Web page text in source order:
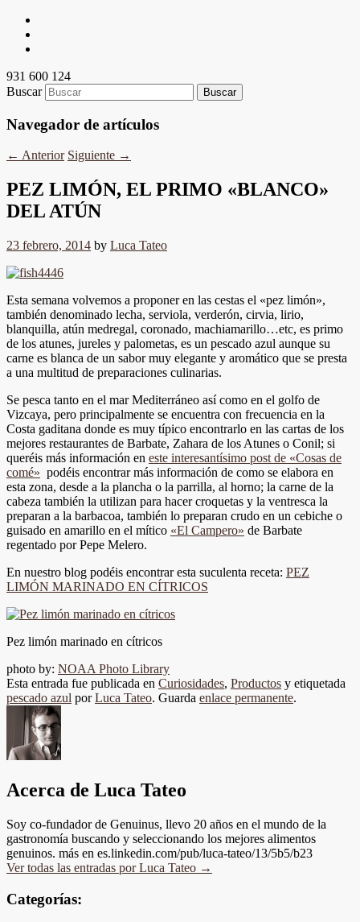
931 600 124
Buscar
Navegador de artículos
← Anterior Siguiente →
PEZ LIMÓN, EL PRIMO «BLANCO»
DEL ATÚN
23 febrero, 2014 by Luca Tateo
Esta semana volvemos a proponer en las cestas el «pez limón»,
también denominado lecha, serviola, verderón, cirvia, lirio,
blanquilla, atún medregal, coronado, machiamarillo…etc, es primo
de los atunes, jureles y palometas, es un pescado azul aunque su
carne es blanca de un sabor muy elegante y aromático que se presta
a una multitud de preparaciones culinarias.
Se pesca tanto en el mar Mediterráneo así como en el golfo de
Vizcaya, pero principalmente se encuentra con frecuencia en la
Costa gaditana donde es muy típico encontrarlo en las cartas de los
mejores restaurantes de Barbate, Zahara de los Atunes o Conil; si
queréis más información en este interesantísimo post de «Cosas de
comé» podéis encontrar más información de como se elabora en
esta zona, desde a la plancha o la parrilla, al horno; la carne de la
cabeza también la utilizan para hacer croquetas y la ventresca la
preparan a la barbacoa, también lo preparan crudo en un cebiche o
guisado en amarillo en el mítico «El Campero» de Barbate
regentado por Pepe Melero.
En nuestro blog podéis encontrar esta suculenta receta: PEZ
LIMÓN MARINADO EN CÍTRICOS
Pez limón marinado en cítricos
photo by: NOAA Photo Library
Esta entrada fue publicada en Curiosidades, Productos y etiquetada
pescado azul porLuca Tateo. Guarda enlace permanente.
Acerca de Luca Tateo
Soy co-fundador de Genuinus, llevo 20 años en el mundo de la
gastronomía buscando y seleccionando los mejores alimentos
genuinos. más en es.linkedin.com/pub/luca-tateo/13/5b5/b23
Ver todas las entradas por Luca Tateo →
Categorías: